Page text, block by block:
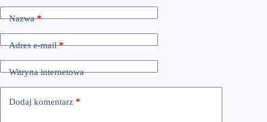
Nazwa*
Adres e-mail*
Witryna internetowa
Dodaj komentarz *